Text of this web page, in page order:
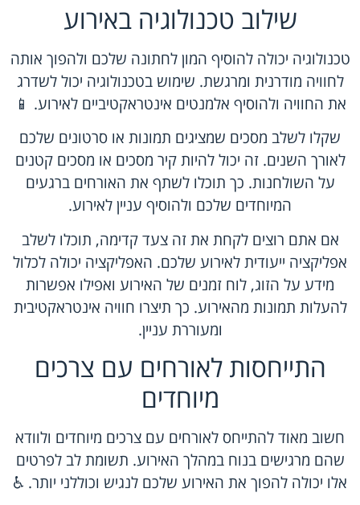
שילוב טכנולוגיה באירוע
טכנולוגיה יכולה להוסיף המון לחתונה שלכם ולהפוך אותה
לחוויה מודרנית ומרגשת. שימוש בטכנולוגיה יכול לשדרג
את החוויה ולהוסיף אלמנטים אינטראקטיביים לאירוע. 📱
שקלו לשלב מסכים שמציגים תמונות או סרטונים שלכם
לאורך השנים. זה יכול להיות קיר מסכים או מסכים קטנים
על השולחנות. כך תוכלו לשתף את האורחים ברגעים
המיוחדים שלכם ולהוסיף עניין לאירוע.
אם אתם רוצים לקחת את זה צעד קדימה, תוכלו לשלב
אפליקציה ייעודית לאירוע שלכם. האפליקציה יכולה לכלול
מידע על הזוג, לוח זמנים של האירוע ואפילו אפשרות
להעלות תמונות מהאירוע. כך תיצרו חוויה אינטראקטיבית
ומעוררת עניין.
התייחסות לאורחים עם צרכים
מיוחדים
חשוב מאוד להתייחס לאורחים עם צרכים מיוחדים ולוודא
שהם מרגישים בנוח במהלך האירוע. תשומת לב לפרטים
אלו יכולה להפוך את האירוע שלכם לנגיש וכוללני יותר. ♿